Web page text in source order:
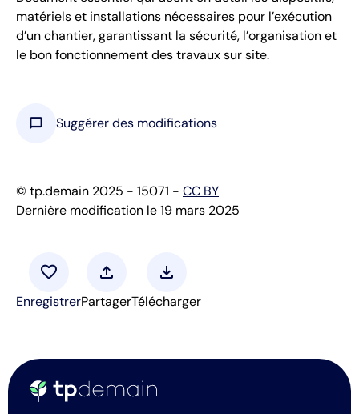
matériels et installations nécessaires pour l’exécution
d’un chantier, garantissant la sécurité, l’organisation et
le bon fonctionnement des travaux sur site.
chat_bubble Suggérer des modifications
© tp.demain 2025 - 15071 - CC BY
Dernière modification le 19 mars 2025
favorite
Enregistrer
upload
Partager
download
Télécharger